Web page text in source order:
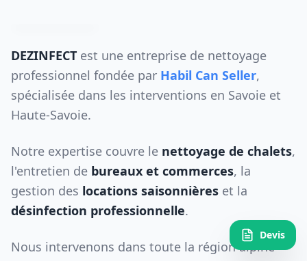
DEZINFECT est une entreprise de nettoyage
professionnel fondée par Habil Can Seller,
spécialisée dans les interventions en Savoie et
Haute-Savoie.
Notre expertise couvre le nettoyage de chalets,
l'entretien de bureaux et commerces, la
gestion des locations saisonnières et la
désinfection professionnelle.
Nous intervenons dans toute la région alpine
Devis